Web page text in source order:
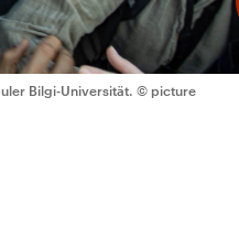
Bilgi-Universität. © picture